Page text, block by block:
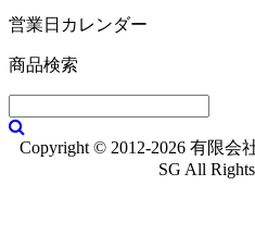
営業日カレンダー
商品検索
Copyright © 2012-2026 有限
SG All